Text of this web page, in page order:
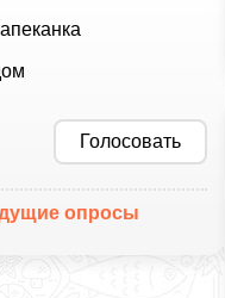
Голосовать
опросы